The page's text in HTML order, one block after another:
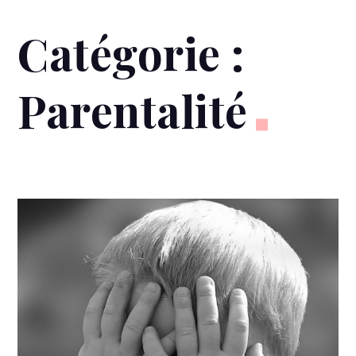
Catégorie :
Parentalité